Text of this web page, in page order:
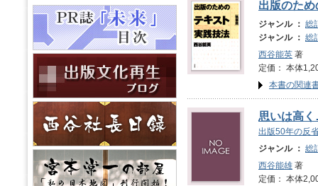
出版のた
ジャンル ： 総
ジャンル ： 総
西谷能英 著
定価： 本体
本書の関連
思いは高
出版50年の反
ジャンル ： 総
西谷能雄 著
定価： 本体